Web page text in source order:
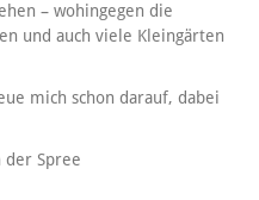
– wohingegen die
und auch viele Kleingärten
mich schon darauf, dabei
der Spree